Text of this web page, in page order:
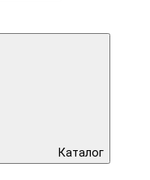
Каталог